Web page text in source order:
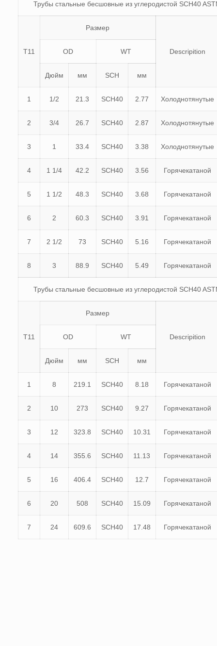
Трубы стальные бесшовные из углеродистой SCH40
Т11
Размер
Descripition
OD WT
Дюйм мм SCH мм
1 1/2 21.3 SCH40 2.77 Холоднотянутые
2 3/4 26.7 SCH40 2.87 Холоднотянутые
3 1 33.4 SCH40 3.38 Холоднотянутые
4 1 1/4 42.2 SCH40 3.56 Горячекатаной
5 1 1/2 48.3 SCH40 3.68 Горячекатаной
6 2 60.3 SCH40 3.91 Горячекатаной
7 2 1/2 73 SCH40 5.16 Горячекатаной
8 3 88.9 SCH40 5.49 Горячекатаной
Трубы стальные бесшовные из углеродистой SCH40
Т11
Размер
Descripition
OD WT
Дюйм мм SCH мм
1 8 219.1 SCH40 8.18 Горячекатаной
2 10 273 SCH40 9.27 Горячекатаной
3 12 323.8 SCH40 10.31 Горячекатаной
4 14 355.6 SCH40 11.13 Горячекатаной
5 16 406.4 SCH40 12.7 Горячекатаной
6 20 508 SCH40 15.09 Горячекатаной
7 24 609.6 SCH40 17.48 Горячекатаной